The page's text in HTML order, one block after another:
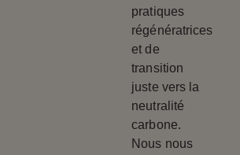
pratiques
régénératrices
et de
transition
juste vers la
neutralité
carbone.
Nous nous